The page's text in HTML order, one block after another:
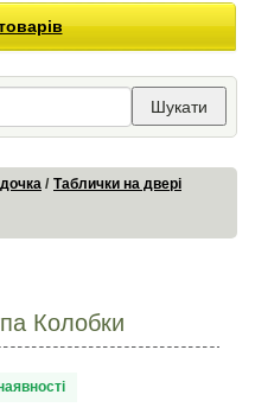
Шукати
Таблички на двері
Колобки